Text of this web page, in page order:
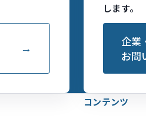
します。
企業
お問
コンテンツ